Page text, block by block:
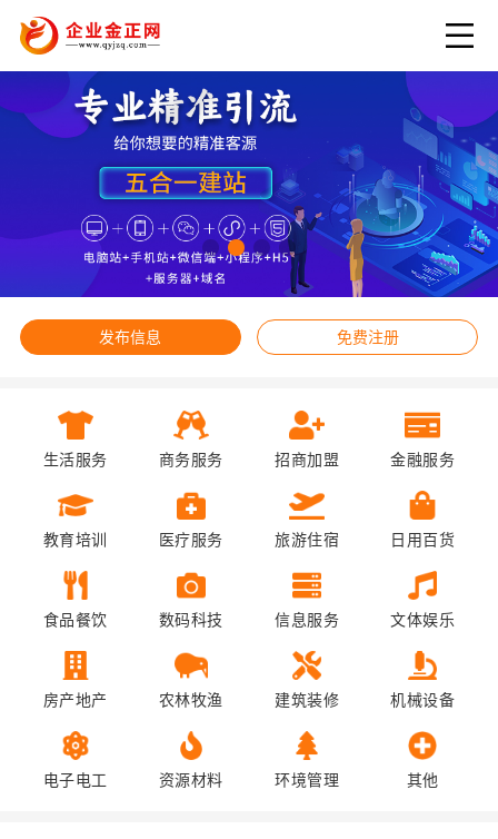
发布信息 免费注册
生活服务 商务服务 招商加盟 金融服务
教育培训 医疗服务 旅游住宿 日用百货
食品餐饮 数码科技 信息服务 文体娱乐
房产地产 农林牧渔 建筑装修 机械设备
电子电工 资源材料 环境管理 其他